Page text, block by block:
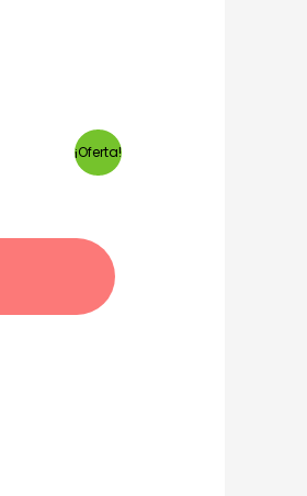
¡Oferta!